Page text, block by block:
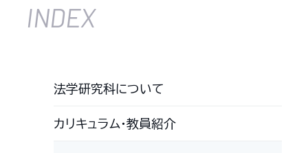
INDEX
法学研究科について
カリキュラム・教員紹介